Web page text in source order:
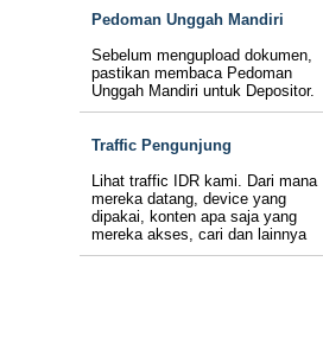
Pedoman Unggah Mandiri
Sebelum mengupload dokumen,
pastikan membaca Pedoman
Unggah Mandiri untuk Depositor.
Traffic Pengunjung
Lihat traffic IDR kami. Dari mana
mereka datang, device yang
dipakai, konten apa saja yang
mereka akses, cari dan lainnya